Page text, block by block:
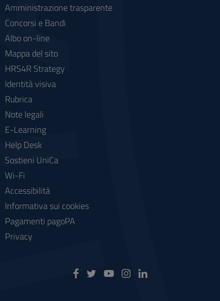
Amministrazione trasparente
Concorsi e Bandi
Albo on-line
Mappa del sito
HRS4R Strategy
Identità visiva
Rubrica
Note legali
E-Learning
Help Desk
Sostieni UniCa
Wi-Fi
Accessibilità
Informativa sui cookies
Pagamenti pagoPA
Privacy